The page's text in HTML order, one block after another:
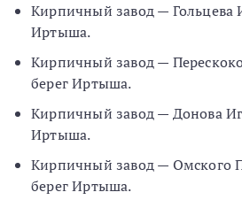
Кирпичный завод — Гольцева
Иртыша.
Кирпичный завод —
берег Иртыша.
Кирпичный завод — Донова
Иртыша.
Кирпичный завод — Омского
берег Иртыша.